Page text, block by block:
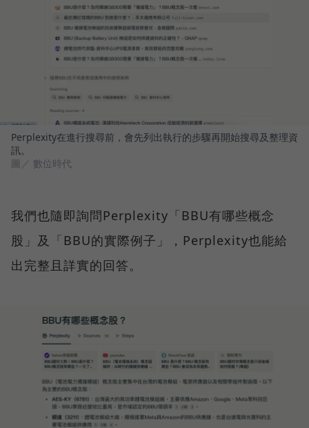
Perplexity在進行搜尋前，會先列出執行的步驟再開始搜尋及整理資
訊。
圖／ 數位時代
我們也隨即詢問Perplexity「BBU有哪些概念
股」及「BBU的實際例子」，Perplexity也能給
出完整且詳實的回答。